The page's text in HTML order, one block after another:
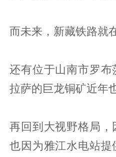
而未来，新藏铁路就
还有位于山南市罗
拉萨的巨龙铜矿近年
再回到大视野格局，
也因为雅江水电站提